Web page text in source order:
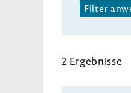
2 Ergeb­nisse